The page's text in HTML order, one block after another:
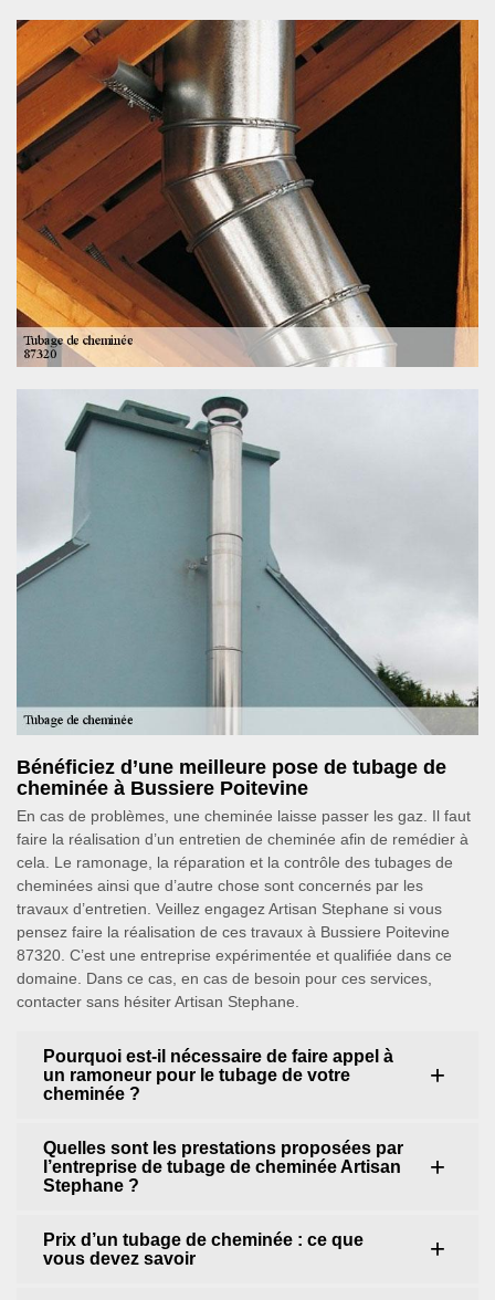
Bénéficiez d’une meilleure pose de tubage de
cheminée à Bussiere Poitevine
En cas de problèmes, une cheminée laisse passer les gaz. Il faut
faire la réalisation d’un entretien de cheminée afin de remédier à
cela. Le ramonage, la réparation et la contrôle des tubages de
cheminées ainsi que d’autre chose sont concernés par les
travaux d’entretien. Veillez engagez Artisan Stephane si vous
pensez faire la réalisation de ces travaux à Bussiere Poitevine
87320. C’est une entreprise expérimentée et qualifiée dans ce
domaine. Dans ce cas, en cas de besoin pour ces services,
contacter sans hésiter Artisan Stephane.
Pourquoi est-il nécessaire de faire appel à
un ramoneur pour le tubage de votre
cheminée ?
Quelles sont les prestations proposées par
l’entreprise de tubage de cheminée Artisan
Stephane ?
Prix d’un tubage de cheminée : ce que
vous devez savoir